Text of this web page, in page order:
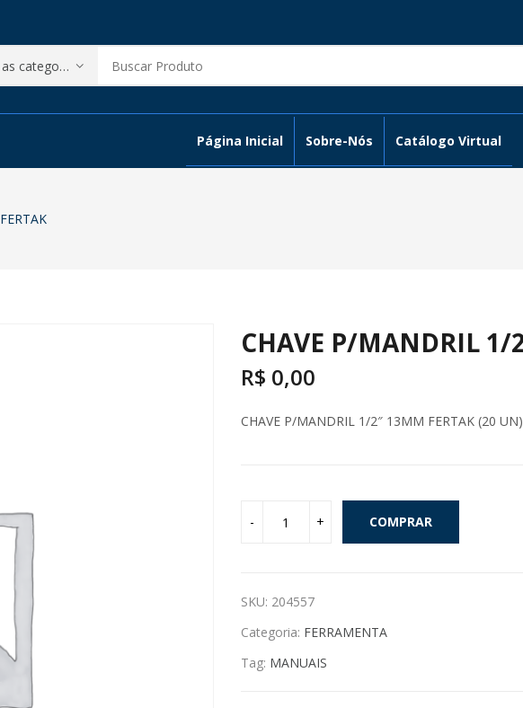
Página Inicial Sobre-Nós Catálogo Virtual
CHAVE P/MANDRIL 1/
R$ 0,00
CHAVE P/MANDRIL 1/2″ 13MM FERTAK (20
COMPRAR
SKU: 204557
Categoria: FERRAMENTA
Tag: MANUAIS